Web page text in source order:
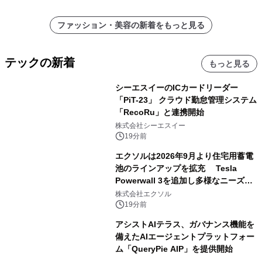
ファッション・美容の新着をもっと見る
テックの新着 もっと見る
シーエスイーのICカードリーダー
「PiT-23」 クラウド勤怠管理システム
「RecoRu」と連携開始
株式会社シーエスイー
19分前
エクソルは2026年9月より住宅用蓄電
池のラインアップを拡充 Tesla
Powerwall 3を追加し多様なニーズに
応える提案体制を強化
株式会社エクソル
19分前
アシストAIテラス、ガバナンス機能を
備えたAIエージェントプラットフォー
ム「QueryPie AIP」を提供開始